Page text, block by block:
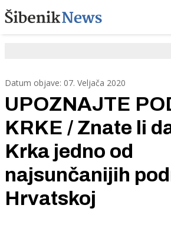
Datum objave: 07. Veljača 2020
UPOZNAJTE
KRKE / Znate li
Krka jedno od
najsunčanijih
Hrvatskoj